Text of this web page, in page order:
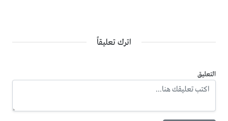
اترك تعليقاً
التعليق